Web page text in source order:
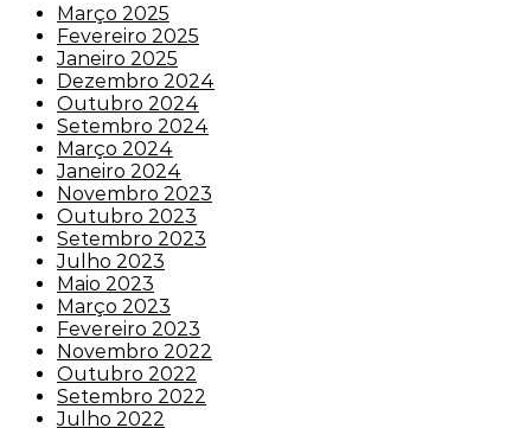
Março 2025
Fevereiro 2025
Janeiro 2025
Dezembro 2024
Outubro 2024
Setembro 2024
Março 2024
Janeiro 2024
Novembro 2023
Outubro 2023
Setembro 2023
Julho 2023
Maio 2023
Março 2023
Fevereiro 2023
Novembro 2022
Outubro 2022
Setembro 2022
Julho 2022